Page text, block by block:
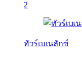
2
ทัวร์เบเนลักซ์